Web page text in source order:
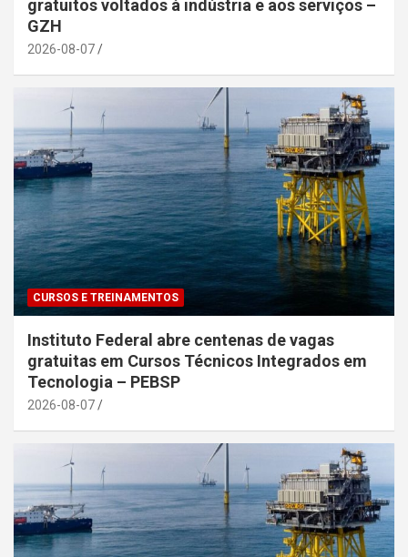
gratuitos voltados à indústria e aos serviços –
GZH
2026-08-07
CURSOS E TREINAMENTOS
Instituto Federal abre centenas de vagas
gratuitas em Cursos Técnicos Integrados em
Tecnologia – PEBSP
2026-08-07